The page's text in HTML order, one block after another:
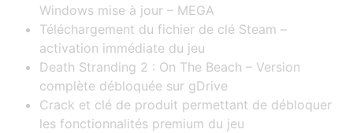
Windows mise à jour – MEGA
Téléchargement du fichier de clé Steam –
activation immédiate du jeu
Death Stranding 2 : On The Beach – Version
complète débloquée sur gDrive
Crack et clé de produit permettant de débloquer
les fonctionnalités premium du jeu